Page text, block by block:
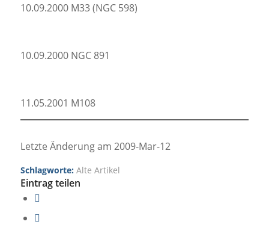
10.09.2000 M33 (NGC 598)
10.09.2000 NGC 891
11.05.2001 M108
Letzte Änderung am 2009-Mar-12
Schlagworte: Alte Artikel
Eintrag teilen